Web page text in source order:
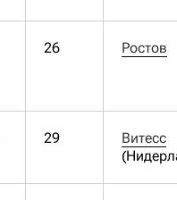
26 Ростов
29
Витесс